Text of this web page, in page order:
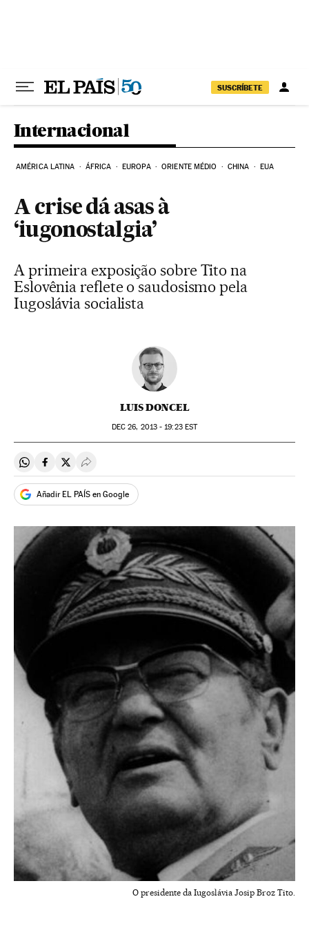
SUSCRÍBETE
Internacional
AMÉRICA LATINA ÁFRICA EUROPA ORIENTE MÉDIO CHINA EUA
A crise dá asas à
‘iugonostalgia’
A primeira exposição sobre Tito na
Eslovênia reflete o saudosismo pela
Iugoslávia socialista
LUIS DONCEL
DEC 26, 2013 - 19:23EST
Compartir en Whatsapp
Compartir en Facebook
Compartir en Twitter
Desplegar Redes Sociales
Añadir EL PAÍS en Google
O presidente da Iugoslávia Josip Broz Tito.